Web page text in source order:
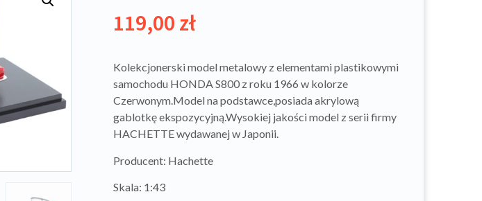
119,00 zł
Kolekcjonerski model metalowy z elementami plastikowymi
samochodu HONDA S800 z roku 1966 w kolorze
Czerwonym.Model na podstawce,posiada akrylową
gablotkę ekspozycyjną.Wysokiej jakości model z serii firmy
HACHETTE wydawanej w Japonii.
Producent: Hachette
Skala: 1:43